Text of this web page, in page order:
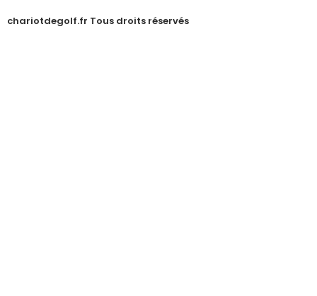
chariotdegolf.fr Tous droits réservés